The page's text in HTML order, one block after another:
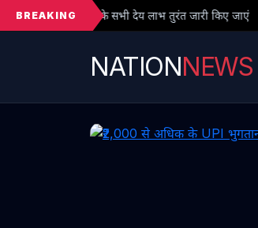
BREAKING
लाभ तुरंत जारी किए जाएं ● फर्जी PhD
NATIONNEWS